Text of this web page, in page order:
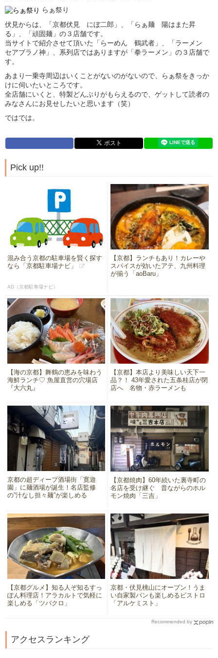
らぁ祭り
伏見からは、「京都伏見 にぼ二郎」、「らぁ麺 陽はまた昇
る」、「頑固麺」の３店舗です。
当サイトで紹介させて頂いた「らーめん 鶴武者」、「ラーメン
セアブラノ神」、系列店ではありますが「拳ラーメン」の３店舗で
す。
あまり一乗寺周辺はいくことがないのがないので、らぁ祭をきっか
けに伺いたいところです。
全店舗にいくと、特製どんぶりがもらえるので、ゲットして読者の
みなさんにお見せしたいと思います（笑）
ではでは。
Pick up!!
混み合う京都の駐車場を賢く探す
なら「京都駐車場ナビ」
AD（京都駐車場ナビ）
【京都】ランチもあり！カレーや
スパイスが効いたアテ、九州料理
が揃う「aoBaru」
【海の京都】舞鶴の恵みを味わう
海鮮ランチ♡ 魚屋直営の穴場店
『大六丸』
【京都】本店より美味しい天下一
品？！ 43年愛された五条桂店が閉
店へ 名物・赤ラーメンも
京都の超ディープ酒場街「寛遊
園」に麺酒場が誕生！名店監修
の”汁なし担々麺”が楽しめる
【京都焼肉】60年続いた裏寺町の
名店を受け継ぐ 昔ながらのホル
モン焼肉「三吉」
【京都グルメ】知る人ぞ知るすっ
ぽん料理店！アラカルトで気軽に
楽しめる「ツバクロ」
京都・伏見桃山にオープン！うま
い自家製パンも楽しめるビストロ
「アルケミスト」
Recommended by
アクセスランキング